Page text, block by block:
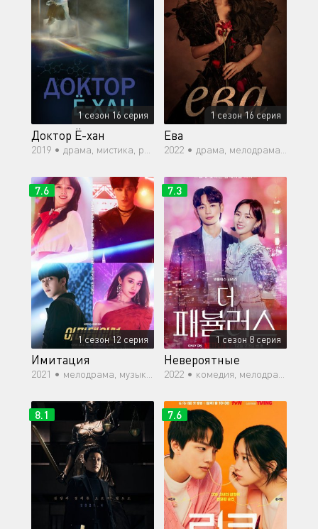
1 сезон 16 серия
Доктор Ё-хан
2019 • драма, мистика, романтика, повседневность, медицина
1 сезон 16 серия
Ева
2022 • драма, мелодрама, романтика
1 сезон 12 серия
Имитация
2021 • мелодрама, музыка, комедия, романтика, драма
7.6
1 сезон 8 серия
Невероятные
2022 • комедия, мелодрама, бизнес, романтика, повседневность
7.3
8.1 7.6